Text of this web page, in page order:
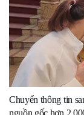
Chuyển thông tin
nguồn gốc hơn